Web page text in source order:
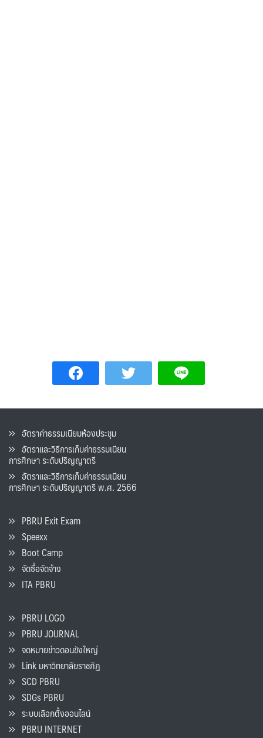
อัตราค่าธรรมเนียมห้องประชุม
อัตราและวิธีการเก็บค่าธรรมเนียน
การศึกษา ระดับปริญญาตรี
อัตราและวิธีการเก็บค่าธรรมเนียน
การศึกษา ระดับปริญญาตรี พ.ศ. 2566
PBRU Exit Exam
Speexx
Boot Camp
จัดซื้อจัดจ้าง
ITA PBRU
PBRU LOGO
PBRU JOURNAL
จดหมายข่าวดอนขังใหญ่
Link มหาวิทยาลัยราชภัฏ
SCD PBRU
SDGs PBRU
ระบบเลือกตั้งออนไลน์
PBRU INTERNET